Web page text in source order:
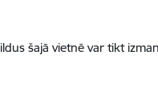
šajā vietnē var tikt